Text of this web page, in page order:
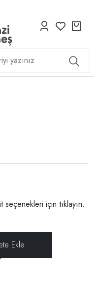
seçenekleri için tıklayın.